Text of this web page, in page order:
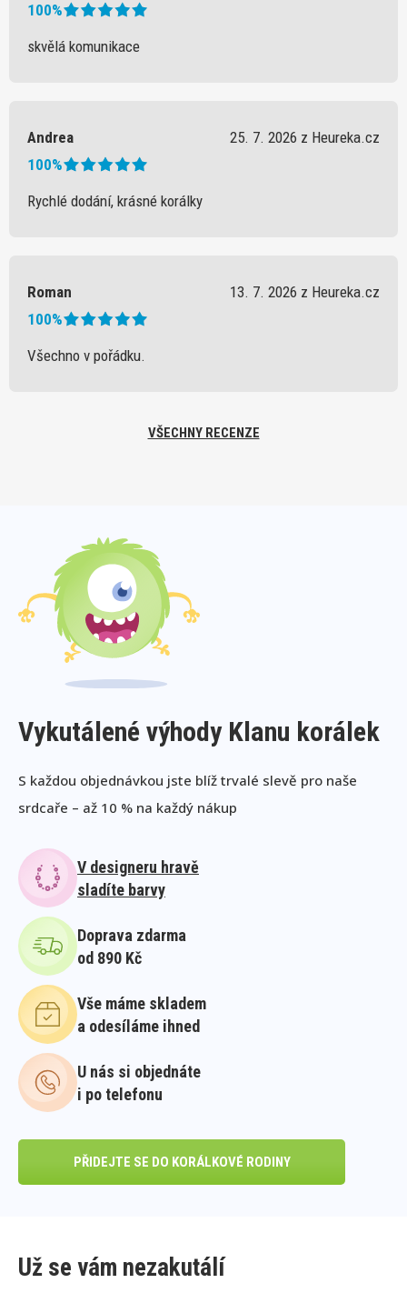
100%
skvělá komunikace
Andrea
25. 7. 2026 z Heureka.cz
100%
Rychlé dodání, krásné korálky
Roman
13. 7. 2026 z Heureka.cz
100%
Všechno v pořádku.
VŠECHNY RECENZE
Vykutálené výhody Klanu korálek
S každou objednávkou jste blíž trvalé slevě pro naše
srdcaře – až 10 % na každý nákup
V designeru hravě
sladíte barvy
Doprava zdarma
od 890 Kč
Vše máme skladem
a odesíláme ihned
U nás si objednáte
i po telefonu
PŘIDEJTE SE DO KORÁLKOVÉ RODINY
Už se vám nezakutálí